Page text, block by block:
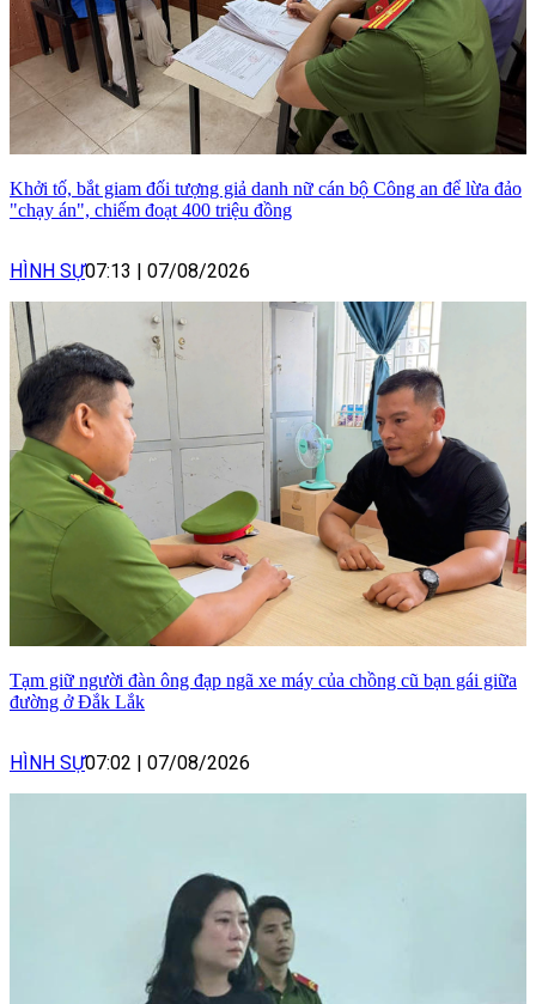
Khởi tố, bắt giam đối tượng giả danh nữ cán bộ Công an để lừa đảo
"chạy án", chiếm đoạt 400 triệu đồng
HÌNH SỰ07:13 07/08/2026
Tạm giữ người đàn ông đạp ngã xe máy của chồng cũ bạn gái giữa
đường ở Đắk Lắk
HÌNH SỰ07:02 07/08/2026